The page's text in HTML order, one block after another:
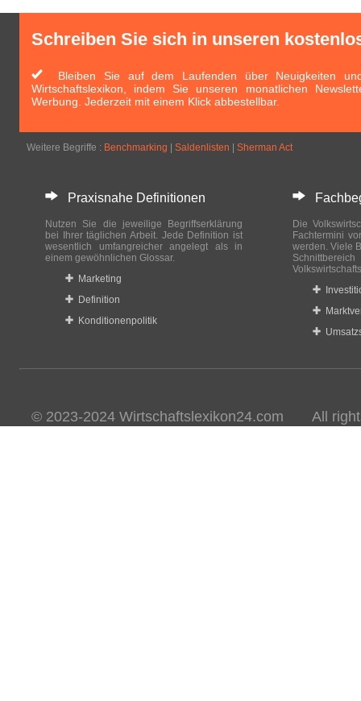
Schreiben Sie sich in unseren
Bleiben Sie auf dem Laufenden über Neuigkeiten
Wirtschaftslexikon, indem Sie unseren monatlichen
Werbung. Jederzeit mit einem Klick abbestellbar.
Weitere Begriffe : Benchmarking Saldenlisten Sherman Act
Praxisnahe Definitionen
Nutzen Sie die jeweilige Begriffserklärung
bei Ihrer täglichen Arbeit. Jede Definition ist
wesentlich umfangreicher angelegt als in
einem gewöhnlichen Glossar.
Marketing
Definition
Konditionenpolitik
Die
Fachtermini
werden. Viele
© 2023-2024 Wirtschaftslexikon24.com All